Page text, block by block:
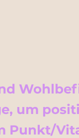
um
Punkt/